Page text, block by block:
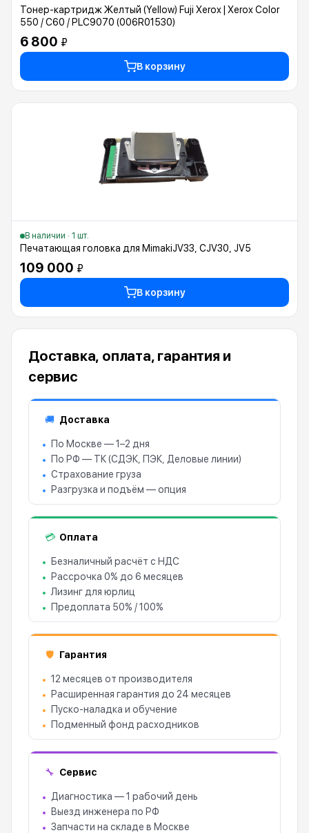
Тонер-картридж Желтый (Yellow) Fuji Xerox | Xerox Color
550 / C60 / PLC9070 (006R01530)
6 800 ₽
В корзину
В наличии · 1 шт.
Печатающая головка для MimakiJV33, CJV30, JV5
109 000 ₽
В корзину
Доставка, оплата, гарантия и
сервис
🚚 Доставка
По Москве — 1–2 дня
По РФ — ТК (СДЭК, ПЭК, Деловые линии)
Страхование груза
Разгрузка и подъём — опция
💳 Оплата
Безналичный расчёт с НДС
Рассрочка 0% до 6 месяцев
Лизинг для юрлиц
Предоплата 50% / 100%
🛡 Гарантия
12 месяцев от производителя
Расширенная гарантия до 24 месяцев
Пуско-наладка и обучение
Подменный фонд расходников
🔧 Сервис
Диагностика — 1 рабочий день
Выезд инженера по РФ
Запчасти на складе в Москве